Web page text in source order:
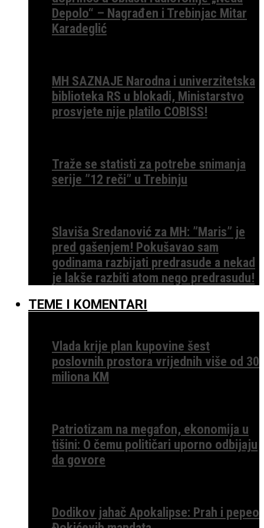
Depolo“ – Nagrađen i Trebinjac Mitar
Karadeglić
MH SAZNAJE Narodna i univerzitetska
biblioteka RS u blokadi, Ministarstvo
prosvjete nije platilo COBISS!
Traže se statisti za potrebe snimanja
serije ”12 reči” u Trebinju
Slaviša Sredanović za MH: ”Maris” je
pred gašenjem! Pokušavao sam
godinama razbijati predrasude a nekad
je lakše razbiti atom nego predrasudu!
TEME I KOMENTARI
Vlada krije plan kupovine šest
poslovnih prostora vrijednih više od 30
miliona KM
Patriotizam na megafon, ekonomija u
tišini: O čemu političari uporno odbijaju
da govore
Dodikov jahač Apokalipse: Prah i pepeo